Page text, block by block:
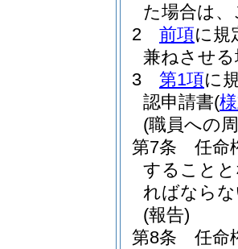
た場合は
2
前項に規
兼ねさせ
3
第1項に
認申請書(
(職員への
第7条
任命
すること
ればなら
(報告)
第8条
任命